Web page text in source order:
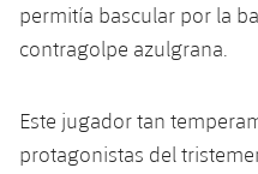
Barça Cafe
Ciutat Esportiva
Servicios
plusicon
más
SUB10 B
SUB9 A
SUB9 B
Fotos
Palmarés
Infantil B
Resultados
Jugadores
Resultados
Jugadores
Juvenil
Cadete A
PLUSICON
MÁS
Primer equipo
Actualidad
Barça Atlètic
plusicon
más
permitía bascular por la
contragolpe azulgrana.
Este jugador tan
protagonistas del